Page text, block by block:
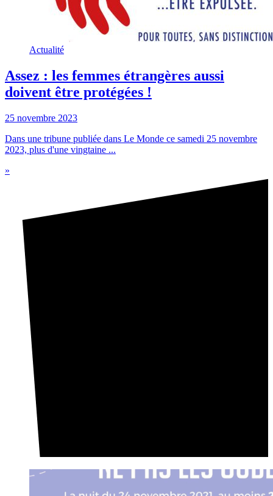
Actualité
Assez : les femmes étrangères aussi
doivent être protégées !
25 novembre 2023
Dans une tribune publiée dans Le Monde ce samedi 25 novembre
2023, plus d'une vingtaine ...
»